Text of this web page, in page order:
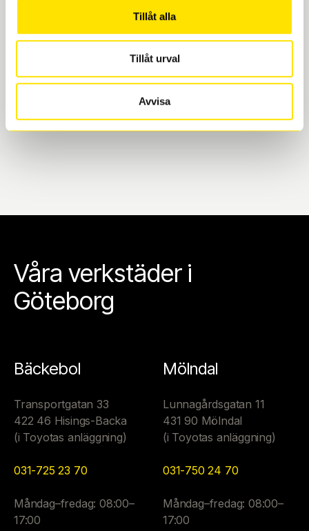
Tillåt alla
Tillåt urval
Avvisa
När du beställer dina nya däck eller fälgar hos oss
levereras de direkt till någon av våra däckverkstäder i
Göteborg. Välj mellan Hisingen (Bäckebol) eller
Mölndal. I beställningen anger du datum och tid för
vi till att de uppfyller alla krav för en säker körning.
Våra verkstäder i
Göteborg
Bäckebol
Transportgatan 33
422 46 Hisings-Backa
(i Toyotas anläggning)
031-725 23 70
Måndag–fredag: 08:00–
17:00
Mölndal
Lunnagårdsgatan 11
431 90 Mölndal
(i Toyotas anläggning)
031-750 24 70
Måndag–fredag: 08:00–
17:00